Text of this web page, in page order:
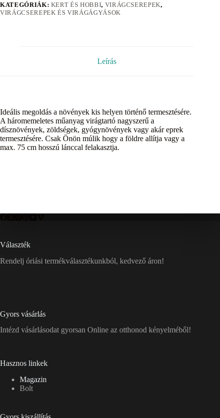
KATEGÓRIÁK: KERT ÉS HOBBI, VIRÁGCSEREPEK,
VIRÁGCSEREPEK ÉS VIRÁGÁGYÁSOK
Leírás
Ideális megoldás a növények kis helyen történő termesztésére.
A háromemeletes műanyag virágtartó nagyszerű a
dísznövények, zöldségek, gyógynövények vagy akár eprek
termesztésére. Csak Önön múlik hogy a földre allítja vagy a
max. 75 cm hosszú lánccal felakasztja.
Választék
Rendelj óriási termékválasztékunkból, kedvező áron!
Gyors vásárlás
Intézd vásárlásodat gyorsan Online az otthonod kényelméből!
Hasznos linkek
Magazin
Bolt